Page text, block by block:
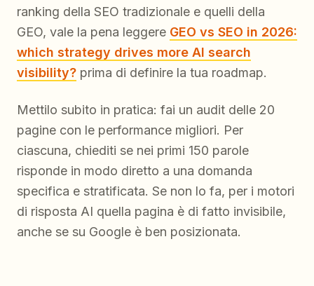
ranking della SEO tradizionale e quelli della
GEO, vale la pena leggere GEO vs SEO in 2026:
which strategy drives more AI search
visibility? prima di definire la tua roadmap.
Mettilo subito in pratica: fai un audit delle 20
pagine con le performance migliori. Per
ciascuna, chiediti se nei primi 150 parole
risponde in modo diretto a una domanda
specifica e stratificata. Se non lo fa, per i motori
di risposta AI quella pagina è di fatto invisibile,
anche se su Google è ben posizionata.